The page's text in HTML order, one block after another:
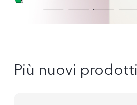
Più nuovi prodotti